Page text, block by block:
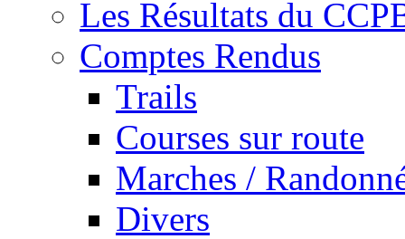
Les Résultats du
Comptes Rendus
Trails
Courses sur route
Marches /
Divers